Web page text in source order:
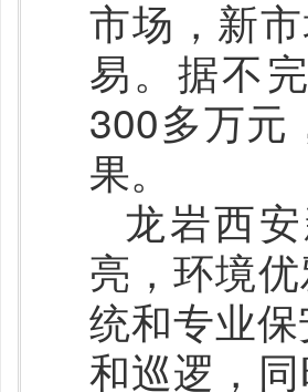
市场，新
易。据不
300多万元
果。
龙岩西
亮，环境
统和专业
和巡逻，